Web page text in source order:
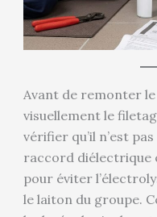
Avant de remonter
visuellement le
vérifier qu’il n’est
raccord diélectrique
pour éviter
le laiton du groupe.